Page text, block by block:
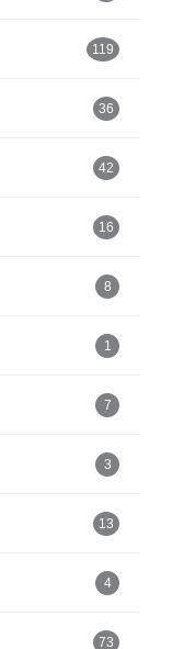
119
36
42
16
8
1
7
3
13
4
73